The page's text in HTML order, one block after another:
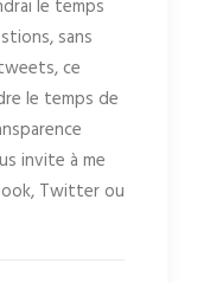
le temps
sans
ce
le temps de
invite à me
Twitter ou